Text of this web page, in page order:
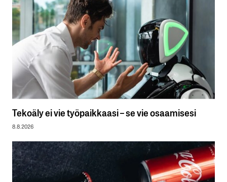
Tekoäly ei vie työpaikkaasi – se vie osaamisesi
8.8.2026